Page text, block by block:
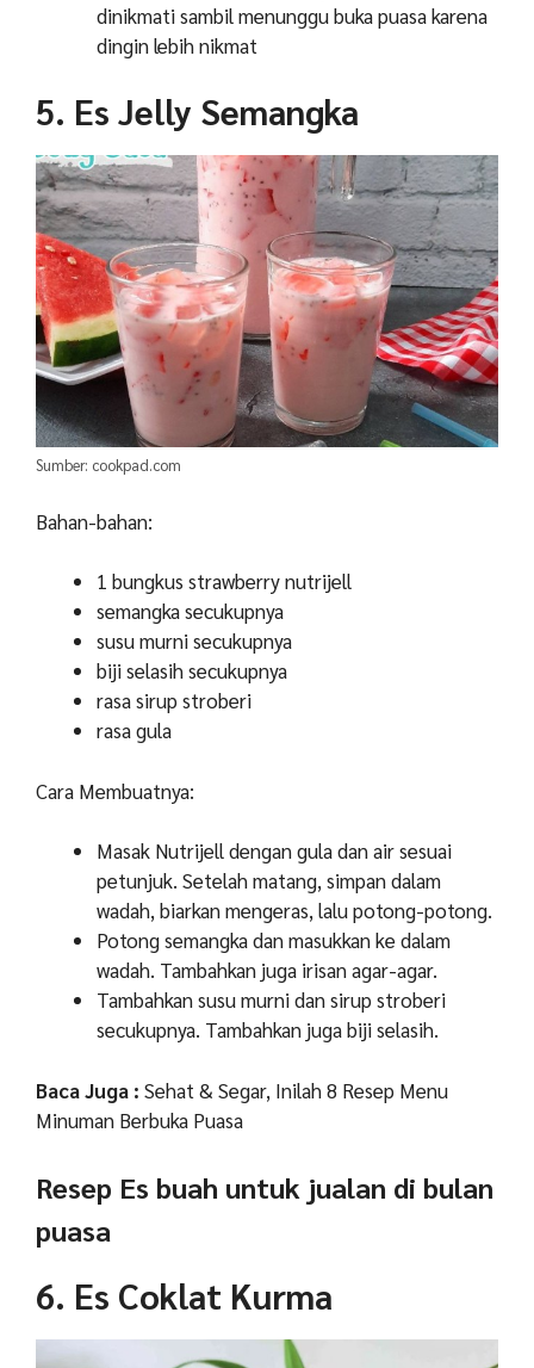
dinikmati sambil menunggu buka puasa karena
dingin lebih nikmat
5. Es Jelly Semangka
Sumber: cookpad.com
Bahan-bahan:
1 bungkus strawberry nutrijell
semangka secukupnya
susu murni secukupnya
biji selasih secukupnya
rasa sirup stroberi
rasa gula
Cara Membuatnya:
Masak Nutrijell dengan gula dan air sesuai
petunjuk. Setelah matang, simpan dalam
wadah, biarkan mengeras, lalu potong-potong.
Potong semangka dan masukkan ke dalam
wadah. Tambahkan juga irisan agar-agar.
Tambahkan susu murni dan sirup stroberi
secukupnya. Tambahkan juga biji selasih.
Baca Juga : Sehat & Segar, Inilah 8 Resep Menu
Minuman Berbuka Puasa
Resep Es buah untuk jualan di bulan
puasa
6. Es Coklat Kurma